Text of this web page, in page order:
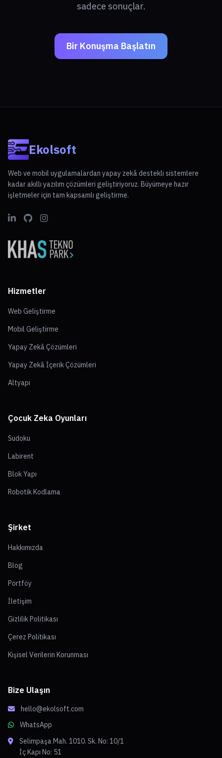
sadece sonuçlar.
Bir Konuşma Başlatın
Ekolsoft
Web ve mobil uygulamalardan yapay zekâ destekli sistemlere
kadar akıllı yazılım çözümleri geliştiriyoruz. Büyümeye hazır
işletmeler için tam kapsamlı geliştirme.
Hizmetler
Web Geliştirme
Mobil Geliştirme
Yapay Zekâ Çözümleri
Yapay Zekâ İçerik Çözümleri
Altyapı
Çocuk Zeka Oyunları
Sudoku
Labirent
Blok Yapı
Robotik Kodlama
Şirket
Hakkımızda
Blog
Portföy
İletişim
Gizlilik Politikası
Çerez Politikası
Kişisel Verilerin Korunması
Bize Ulaşın
hello@ekolsoft.com
WhatsApp
Selimpaşa Mah. 1010. Sk. No: 10/1
İç Kapı No: 51